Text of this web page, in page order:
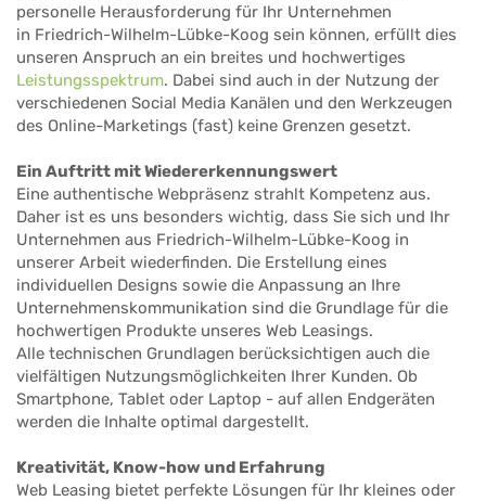
personelle Herausforderung für Ihr Unternehmen
in Friedrich-Wilhelm-Lübke-Koog sein können, erfüllt dies
unseren Anspruch an ein breites und hochwertiges
Leistungsspektrum. Dabei sind auch in der Nutzung der
verschiedenen Social Media Kanälen und den Werkzeugen
des Online-Marketings (fast) keine Grenzen gesetzt.
Ein Auftritt mit Wiedererkennungswert
Eine authentische Webpräsenz strahlt Kompetenz aus.
Daher ist es uns besonders wichtig, dass Sie sich und Ihr
Unternehmen aus Friedrich-Wilhelm-Lübke-Koog in
unserer Arbeit wiederfinden. Die Erstellung eines
individuellen Designs sowie die Anpassung an Ihre
Unternehmenskommunikation sind die Grundlage für die
hochwertigen Produkte unseres Web Leasings.
Alle technischen Grundlagen berücksichtigen auch die
vielfältigen Nutzungsmöglichkeiten Ihrer Kunden. Ob
Smartphone, Tablet oder Laptop - auf allen Endgeräten
werden die Inhalte optimal dargestellt.
Kreativität, Know-how und Erfahrung
Web Leasing bietet perfekte Lösungen für Ihr kleines oder